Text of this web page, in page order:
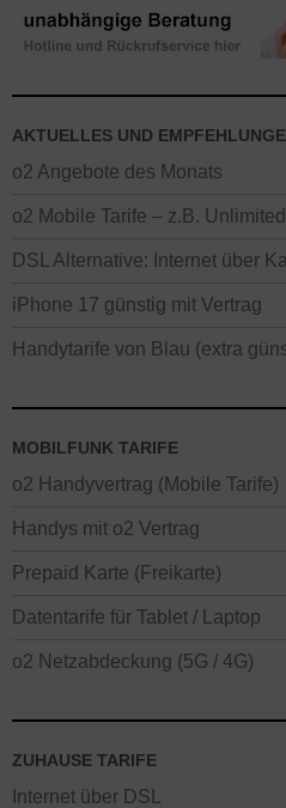
Versenden der Bestellung oder die
Hotline.
AKTUELLES UND
o2 Angebote des Monats
o2 Mobile Tarife – z.B. Unlimited
DSL Alternative: Internet über
iPhone 17 günstig mit Vertrag
Handytarife von Blau (extra
MOBILFUNK TARIFE
o2 Handyvertrag (Mobile Tarife)
Handys mit o2 Vertrag
Prepaid Karte (Freikarte)
Datentarife für Tablet / Laptop
o2 Netzabdeckung (5G / 4G)
ZUHAUSE TARIFE
Internet über DSL